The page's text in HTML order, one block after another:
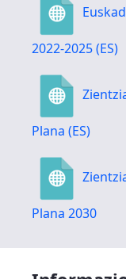
2022-2025 (ES)
Plana (ES)
Plana 2030